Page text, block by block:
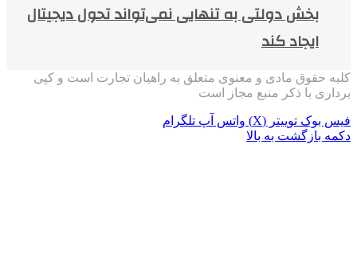
بخش دولتی به تنهایی نمی‌تواند تحول دیجیتال
ایجاد کند
کلیه حقوق مادی و معنوی متعلق به راهیان تجارت است و کپی
برداری با ذکر منبع مجاز است
فیس بوک توییتر (X) واتس آپ تلگرام
دکمه بازگشت به بالا